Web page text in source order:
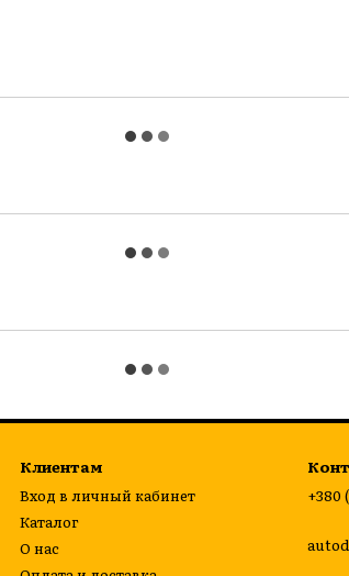
Клиентам
Вход в личный кабинет
Каталог
О нас
+380